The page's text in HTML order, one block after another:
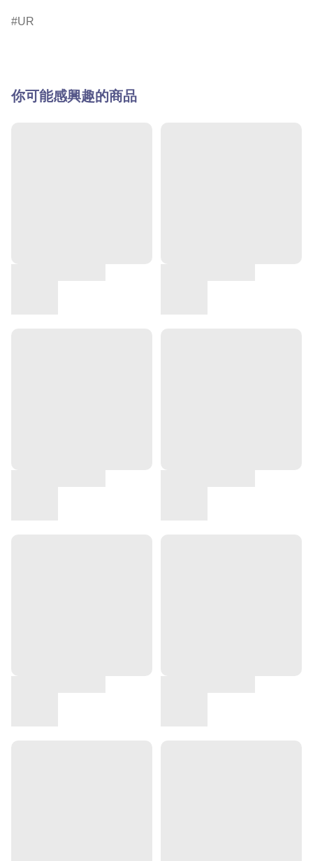
UR
你可能感興趣的商品